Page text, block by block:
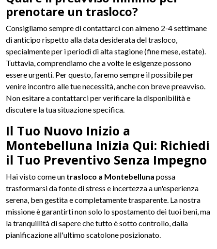
prenotare un trasloco?
Consigliamo sempre di contattarci con almeno 2-4 settimane
di anticipo rispetto alla data desiderata del trasloco,
specialmente per i periodi di alta stagione (fine mese, estate).
Tuttavia, comprendiamo che a volte le esigenze possono
essere urgenti. Per questo, faremo sempre il possibile per
venire incontro alle tue necessità, anche con breve preavviso.
Non esitare a contattarci per verificare la disponibilità e
discutere la tua situazione specifica.
Il Tuo Nuovo Inizio a
Montebelluna Inizia Qui: Richiedi
il Tuo Preventivo Senza Impegno
Hai visto come un trasloco a Montebelluna possa
trasformarsi da fonte di stress e incertezza a un'esperienza
serena, ben gestita e completamente trasparente. La nostra
missione è garantirti non solo lo spostamento dei tuoi beni, ma
la tranquillità di sapere che tutto è sotto controllo, dalla
pianificazione all'ultimo scatolone posizionato.